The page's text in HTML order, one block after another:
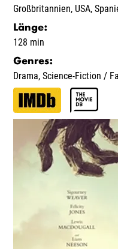
Großbritannien, USA,
Länge:
128 min
Genres:
Drama,Science-Fiction /